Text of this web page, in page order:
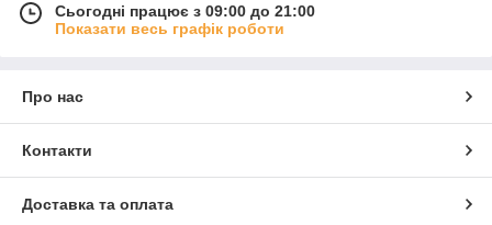
Сьогодні працює з 09:00 до 21:00
Показати весь графік роботи
Про нас
Контакти
Доставка та оплата